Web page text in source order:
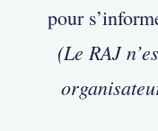
pour
(Le RAJ